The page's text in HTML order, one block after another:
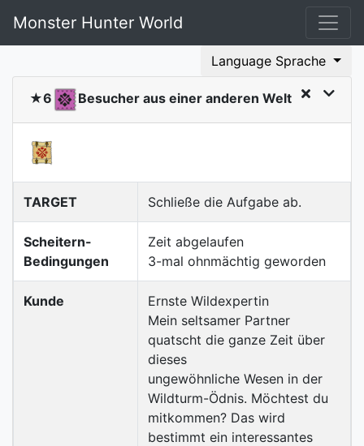
Monster Hunter World
Language Sprache
★6 Besucher aus einer anderen Welt
TARGET Schließe die Aufgabe ab.
Scheitern-
Bedingungen
Zeit abgelaufen
3-mal ohnmächtig geworden
Kunde
Ernste Wildexpertin
Mein seltsamer Partner
quatscht die ganze Zeit über
dieses
ungewöhnliche Wesen in der
Wildturm-Ödnis. Möchtest du
mitkommen? Das wird
bestimmt ein interessantes